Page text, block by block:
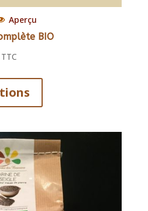
Aperçu
BIO
:
TTC
a
variations.
Les
options
peuvent
être